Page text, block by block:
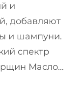
и
добавляют
и шампуни.
спектр
Масло…